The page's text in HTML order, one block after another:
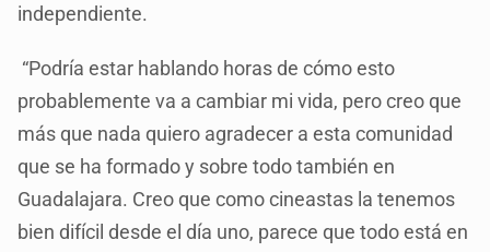
independiente.
“Podría estar hablando horas de cómo esto
probablemente va a cambiar mi vida, pero creo que
más que nada quiero agradecer a esta comunidad
que se ha formado y sobre todo también en
Guadalajara. Creo que como cineastas la tenemos
bien difícil desde el día uno, parece que todo está en